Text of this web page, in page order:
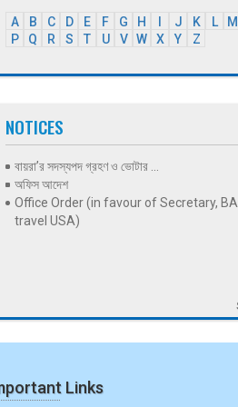
A B C D E F G H J K L M
P
Q R S T U V W X Y Z
NOTICES
বায়রা’র সদস্যপদ গ্রহণ ও ভোটার ...
অফিস আদেশ
Office Order (in favour of Secretary,
travel USA)
Links